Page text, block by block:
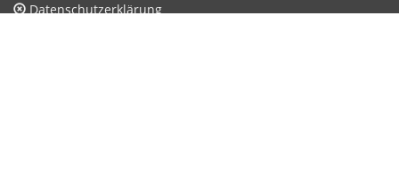
Datenschutzerklärung